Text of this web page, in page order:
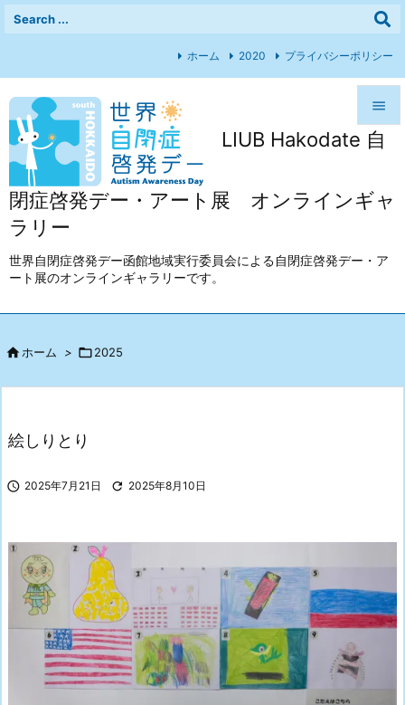
LIUB Hakodate 自
閉症啓発デー・アート展 オンラインギャ
ラリー
世界自閉症啓発デー函館地域実行委員会による自閉症啓発デー・ア
ート展のオンラインギャラリーです。



前へ
次へ
ホーム 2020 プライバシーポリシー
ホーム > 2025
絵しりとり
 2025年7月21日  2025年8月10日